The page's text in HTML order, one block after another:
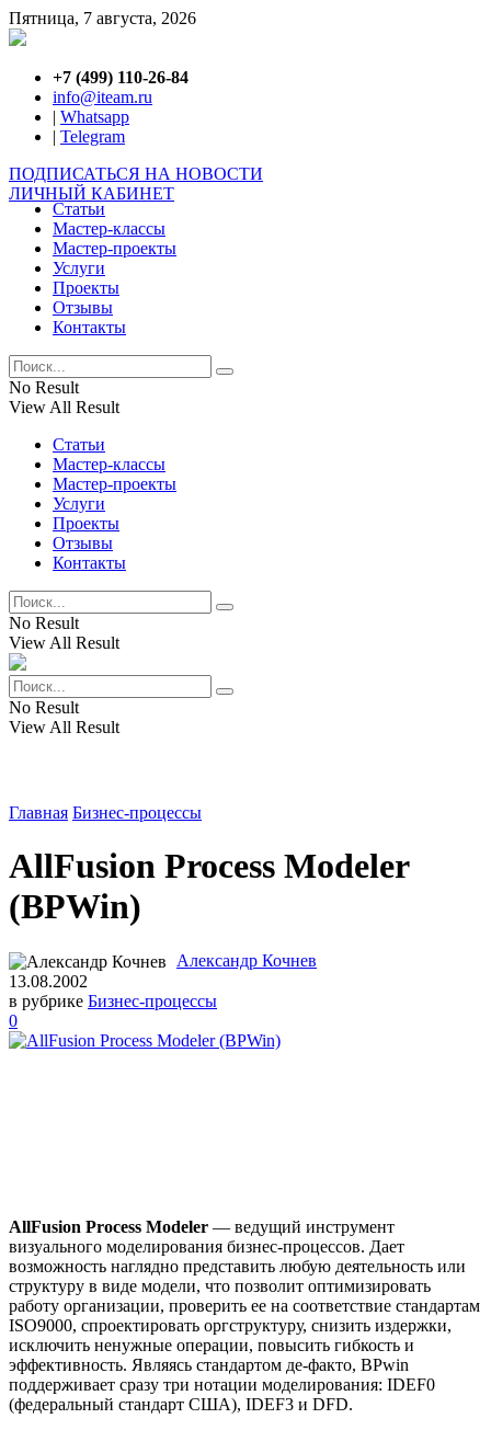
Пятница, 7 августа, 2026
+7 (499) 110-26-84
info@iteam.ru
| Whatsapp
| Telegram
ПОДПИСАТЬСЯ НА НОВОСТИ
ЛИЧНЫЙ КАБИНЕТ
Статьи
Мастер-классы
Мастер-проекты
Услуги
Проекты
Отзывы
Контакты
No Result
View All Result
Статьи
Мастер-классы
Мастер-проекты
Услуги
Проекты
Отзывы
Контакты
No Result
View All Result
No Result
View All Result
Главная Бизнес-процессы
AllFusion Process Modeler
(BPWin)
Александр Кочнев
13.08.2002
в рубрике Бизнес-процессы
0
AllFusion Process Modeler — ведущий инструмент
визуального моделирования бизнес-процессов. Дает
возможность наглядно представить любую деятельность или
структуру в виде модели, что позволит оптимизировать
работу организации, проверить ее на соответствие стандартам
ISO9000, спроектировать оргструктуру, снизить издержки,
исключить ненужные операции, повысить гибкость и
эффективность. Являясь стандартом де-факто, BPwin
поддерживает сразу три нотации моделирования: IDEF0
(федеральный стандарт США), IDEF3 и DFD.